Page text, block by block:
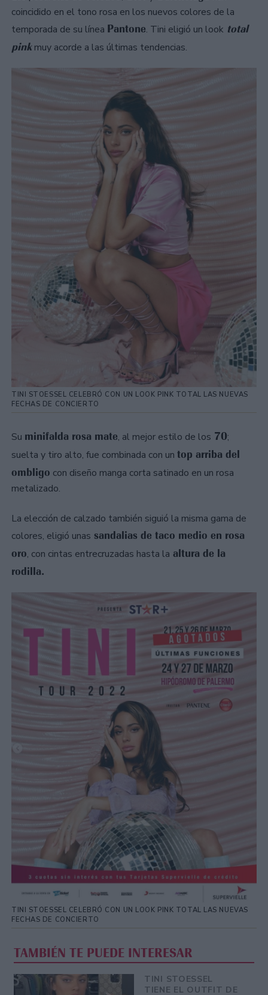
coincidido en el tono rosa en los nuevos colores de la
temporada de su línea Pantone. Tini eligió un look total
pinkmuy acorde a las últimas tendencias.
TINI STOESSEL CELEBRÓ CON UN LOOK PINK TOTAL LAS NUEVAS
FECHAS DE CONCIERTO
Su minifalda rosa mate, al mejor estilo de los 70;
suelta y tiro alto, fue combinada con un top arriba del
ombligo con diseño manga corta satinado en un rosa
metalizado.
La elección de calzado también siguió la misma gama de
colores, eligió unas sandalias de taco medio en rosa
oro, con cintas entrecruzadas hasta la altura de la
rodilla.
TINI STOESSEL CELEBRÓ CON UN LOOK PINK TOTAL LAS NUEVAS
FECHAS DE CONCIERTO
TAMBIÉN TE PUEDE INTERESAR
TINI STOESSEL
TIENE EL OUTFIT DE